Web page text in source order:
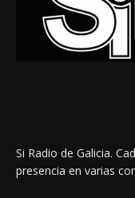
Si Radio de Galicia.
presencia en varias